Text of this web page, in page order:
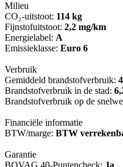
Milieu
CO₂-uitstoot: 114 kg
Fijnstofuitstoot: 2,2 mg/km
Energielabel: A
Emissieklasse: Euro 6
Verbruik
Gemiddeld brandstofverbruik:
Brandstofverbruik in de stad:
Brandstofverbruik op de
Financiële informatie
BTW/marge: BTW
Garantie
BOVAG 40-Puntencheck: Ja